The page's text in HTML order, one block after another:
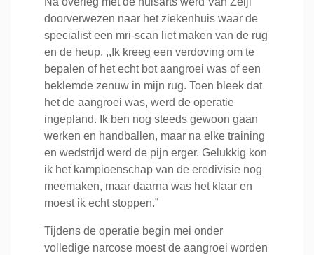
doorverwezen naar het ziekenhuis waar de
specialist een mri-scan liet maken van de rug
en de heup. ,,Ik kreeg een verdoving om te
bepalen of het echt bot aangroei was of een
beklemde zenuw in mijn rug. Toen bleek dat
het de aangroei was, werd de operatie
ingepland. Ik ben nog steeds gewoon gaan
werken en handballen, maar na elke training
en wedstrijd werd de pijn erger. Gelukkig kon
ik het kampioenschap van de eredivisie nog
meemaken, maar daarna was het klaar en
moest ik echt stoppen.”
Tijdens de operatie begin mei onder
volledige narcose moest de aangroei worden